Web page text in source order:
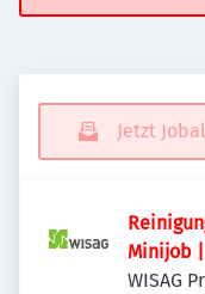
Jetzt
Minijob
WISAG